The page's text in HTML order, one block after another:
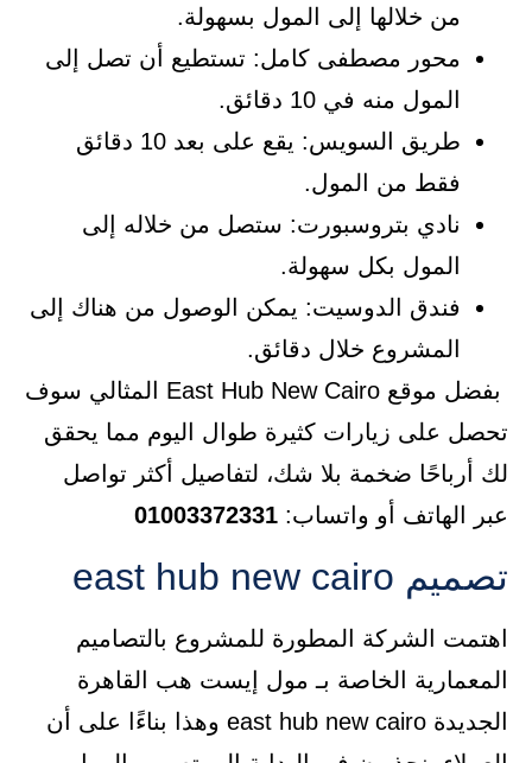
من خلالها إلى المول بسهولة.
محور مصطفى كامل: تستطيع أن تصل إلى
المول منه في 10 دقائق.
طريق السويس: يقع على بعد 10 دقائق
فقط من المول.
نادي بتروسبورت: ستصل من خلاله إلى
المول بكل سهولة.
فندق الدوسيت: يمكن الوصول من هناك إلى
المشروع خلال دقائق.
بفضل موقع East Hub New Cairo المثالي سوف
تحصل على زيارات كثيرة طوال اليوم مما يحقق
لك أرباحًا ضخمة بلا شك، لتفاصيل أكثر تواصل
عبر الهاتف أو واتساب: 01003372331
تصميم east hub new cairo
اهتمت الشركة المطورة للمشروع بالتصاميم
المعمارية الخاصة بـ مول إيست هب القاهرة
الجديدة east hub new cairo وهذا بناءًا على أن